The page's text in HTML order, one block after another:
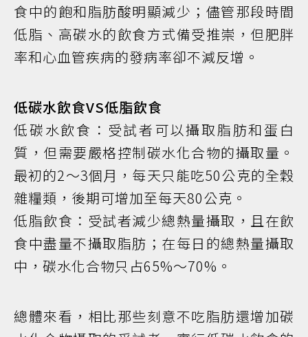
食中的飽和脂肪酸明顯減少；儘管那段時間
低脂、高碳水的飲食方式備受推崇，但肥胖
率和心血管疾病的發病率卻不減反增。
低碳水飲食VS低脂飲食
低碳水飲食：受試者可以攝取脂肪和蛋白
質，但需要嚴格控制碳水化合物的攝取量。
最初的2～3個月，每天只能吃50公克的全穀
雜糧類，後期可增加至每天80公克。
低脂飲食：受試者減少總熱量攝取，且在飲
食中盡量不攝取脂肪；在每日的總熱量攝取
中，碳水化合物只占65%～70%。
總體來看，相比那些刻意不吃脂肪還增加碳